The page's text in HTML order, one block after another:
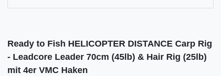
Ready to Fish HELICOPTER DISTANCE Carp Rig
- Leadcore Leader 70cm (45lb) & Hair Rig (25lb)
mit 4er VMC Haken